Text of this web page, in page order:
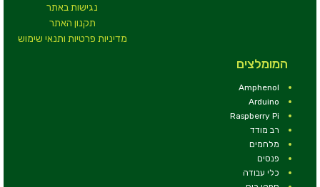
נגישות באתר
תקנון האתר
מדיניות פרטיות ותנאי שימוש
המומלצים
Amphenol
Arduino
Raspberry Pi
רב מודד
מלחמים
פנסים
כלי עבודה